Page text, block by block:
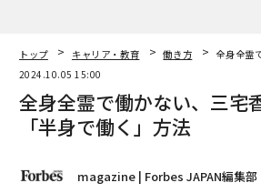
トップ キャリア・教育 働き方
全身全霊
2024.10.05 15:00
全身全霊で働かない、三宅
「半身で働く」方法
magazine | Forbes JAPAN編集部